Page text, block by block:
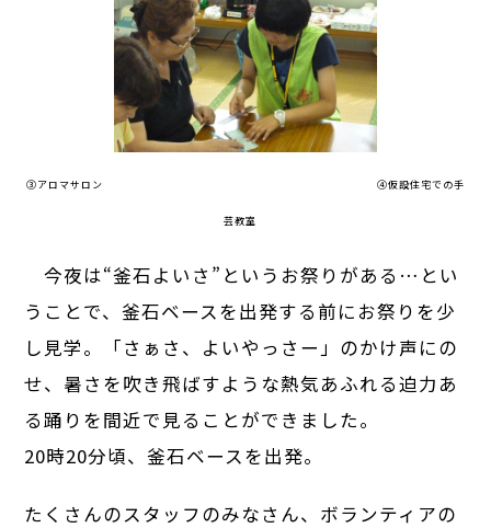
③アロマサロン ④仮設住宅での手
芸教室
今夜は“釜石よいさ”というお祭りがある…とい
うことで、釜石ベースを出発する前にお祭りを少
し見学。「さぁさ、よいやっさー」のかけ声にの
せ、暑さを吹き飛ばすような熱気あふれる迫力あ
る踊りを間近で見ることができました。
20時20分頃、釜石ベースを出発。
たくさんのスタッフのみなさん、ボランティアの